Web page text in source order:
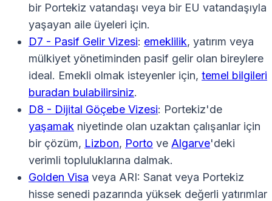
bir Portekiz vatandaşı veya bir EU vatandaşıyla
yaşayan aile üyeleri için.
D7 - Pasif Gelir Vizesi: emeklilik, yatırım veya
mülkiyet yönetiminden pasif gelir olan bireylere
ideal. Emekli olmak isteyenler için, temel bilgileri
buradan bulabilirsiniz.
D8 - Dijital Göçebe Vizesi: Portekiz'de
yaşamak niyetinde olan uzaktan çalışanlar için
bir çözüm, Lizbon, Porto ve Algarve'deki
verimli topluluklarına dalmak.
Golden Visa veya ARI: Sanat veya Portekiz
hisse senedi pazarında yüksek değerli yatırımlar